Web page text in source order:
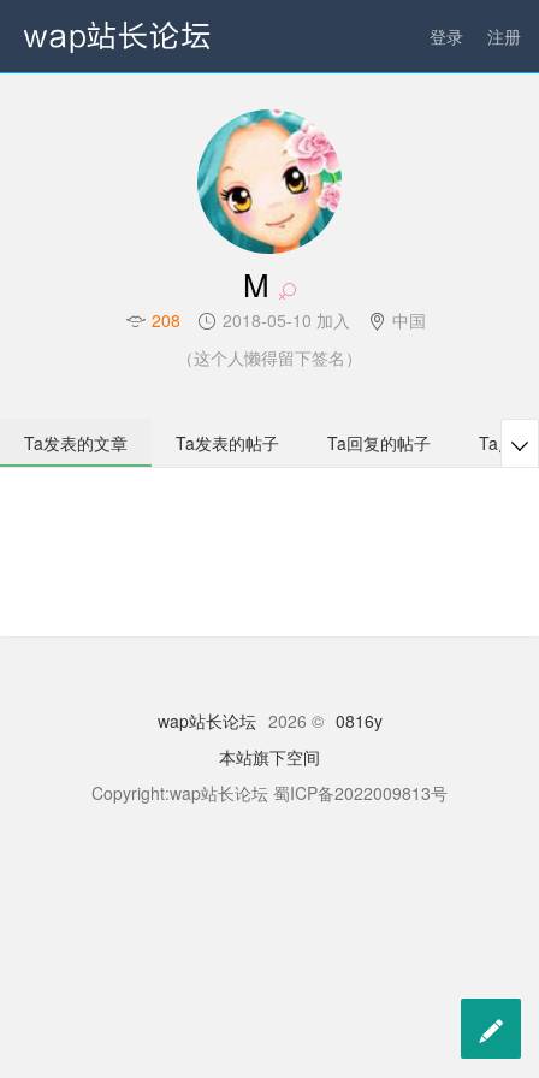
登录 注册
M
208 2018-05-10 加入
中国
（这个人懒得留下签名）
Ta发表的文章 Ta发表的帖子 Ta回复的帖子 Ta点赞

wap站长论坛 2026 © 0816y
本站旗下空间
Copyright:wap站长论坛 蜀ICP备2022009813号
